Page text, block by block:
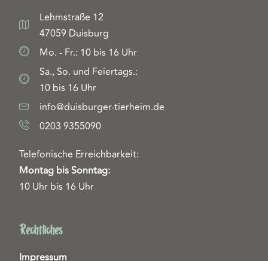
Lehmstraße 12
47059 Duisburg
Mo. - Fr.: 10 bis 16 Uhr
Sa., So. und Feiertags.:
10 bis 16 Uhr
info@duisburger-tierheim.de
0203 9355090
Telefonische Erreichbarkeit:
Montag bis Sonntag:
10 Uhr bis 16 Uhr
Rechtliches
Impressum